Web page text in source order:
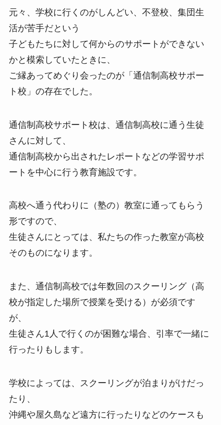
元々、学校に行くのがしんどい、不登校、集団生
活が苦手だという
子どもたちに対して何からのサポートができない
かと模索していたときに、
ご縁あってめぐり会ったのが「通信制高校サポー
ト校」の存在でした。
通信制高校サポート校は、通信制高校に通う生徒
さんに対して、
通信制高校から出されたレポートなどの学習サポ
ートを中心に行う教育施設です。
高校へ通う代わりに（塾の）教室に通ってもらう
形ですので、
生徒さんにとっては、私たちの作った教室が高校
そのものになります。
また、通信制高校では年数回のスクーリング（高
校が指定した場所で授業を受ける）が必須です
が、
生徒さん1人で行くのが困難な場合、引率で一緒に
行ったりもします。
学校によっては、スクーリングが泊まりがけだっ
たり、
沖縄や屋久島など遠方に行ったりなどのケースも